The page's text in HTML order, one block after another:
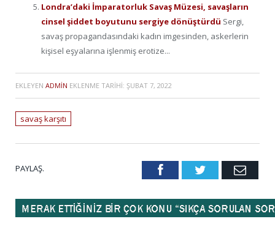
Londra’daki İmparatorluk Savaş Müzesi, savaşların
cinsel şiddet boyutunu sergiye dönüştürdü Sergi,
savaş propagandasındaki kadın imgesinden, askerlerin
kişisel eşyalarına işlenmiş erotize...
EKLEYEN ADMIN EKLENME TARIHI: ŞUBAT 7, 2022
savaş karşıtı
PAYLAŞ. FacebookTwitter Email